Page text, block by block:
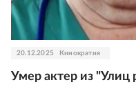
20.12.2025 Кинократия
Умер актер из "Улиц